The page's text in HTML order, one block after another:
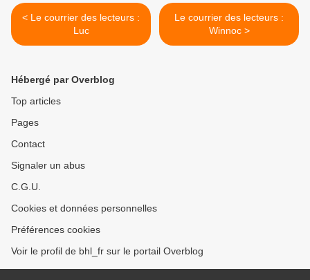
< Le courrier des lecteurs :
Luc
Le courrier des lecteurs :
Winnoc >
Hébergé par Overblog
Top articles
Pages
Contact
Signaler un abus
C.G.U.
Cookies et données personnelles
Préférences cookies
Voir le profil de bhl_fr sur le portail Overblog